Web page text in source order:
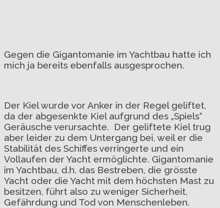
Gegen die Gigantomanie im Yachtbau hatte ich
mich ja bereits ebenfalls ausgesprochen.
Der Kiel wurde vor Anker in der Regel geliftet,
da der abgesenkte Kiel aufgrund des „Spiels“
Geräusche verursachte. Der geliftete Kiel trug
aber leider zu dem Untergang bei, weil er die
Stabilität des Schiffes verringerte und ein
Vollaufen der Yacht ermöglichte. Gigantomanie
im Yachtbau, d.h. das Bestreben, die grösste
Yacht oder die Yacht mit dem höchsten Mast zu
besitzen, führt also zu weniger Sicherheit,
Gefährdung und Tod von Menschenleben.